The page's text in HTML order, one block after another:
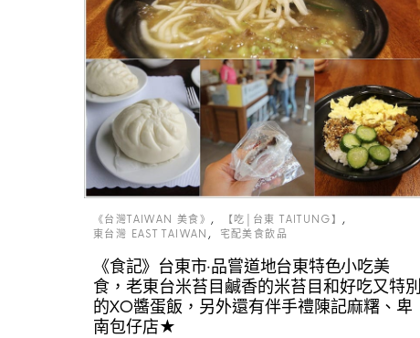
《台灣TAIWAN 美食》
【吃│台東 TAITUNG】
東台灣 EAST TAIWAN
宅配美食飲品
《食記》台東市‧品嘗道地台東特色小吃美
食，老東台米苔目鹹香的米苔目和好吃又特別
的XO醬蛋飯，另外還有伴手禮陳記麻糬、卑
南包仔店★